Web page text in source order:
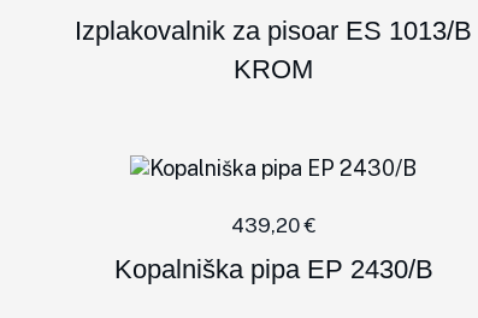
Izplakovalnik za pisoar ES 1013/B
KROM
439,20€
Kopalniška pipa EP 2430/B